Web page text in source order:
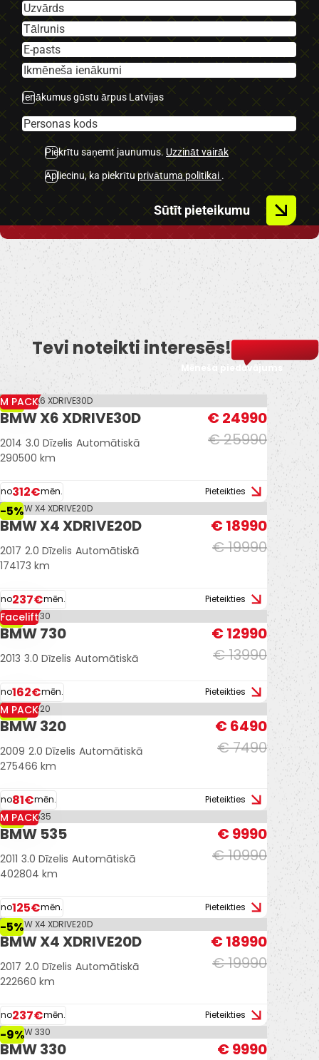
-Key less.
-Miglas lukturi.
-U.C Ekstras
Ienākumus gūstu ārpus Latvijas
Piekrītu saņemt jaunumus. Uzzināt vairāk
Apliecinu, ka piekrītu privātuma politikai .
Sūtīt pieteikumu
Tevi noteikti interesēs!
Mēneša piedāvājums
-4%
M PACK
BMW X6 XDRIVE30D
€ 25990
€ 24990
2014 3.0 Dīzelis Automātiskā
290500 km
no312€mēn. Pieteikties
-5%
BMW X4 XDRIVE20D
€ 19990
€ 18990
2017 2.0 Dīzelis Automātiskā
174173 km
no237€mēn. Pieteikties
-7%
Facelift
BMW 730
€ 13990
€ 12990
2013 3.0 Dīzelis Automātiskā
no162€mēn. Pieteikties
-13%
M PACK
BMW 320
€ 7490
€ 6490
2009 2.0 Dīzelis Automātiskā
275466 km
no81€mēn. Pieteikties
-9%
M PACK
BMW 535
€ 10990
€ 9990
2011 3.0 Dīzelis Automātiskā
402804 km
no125€mēn. Pieteikties
-5%
BMW X4 XDRIVE20D
€ 19990
€ 18990
2017 2.0 Dīzelis Automātiskā
222660 km
no237€mēn. Pieteikties
-9%
BMW 330
€ 9990